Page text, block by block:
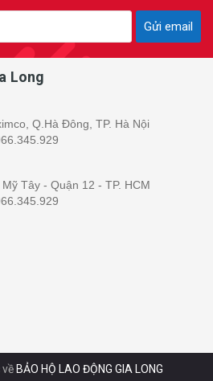
Gửi email
Long
Q.Hà Đông, TP. Hà Nội
Tây - Quận 12 - TP. HCM
BẢO HỘ LAO ĐỘNG GIA LONG